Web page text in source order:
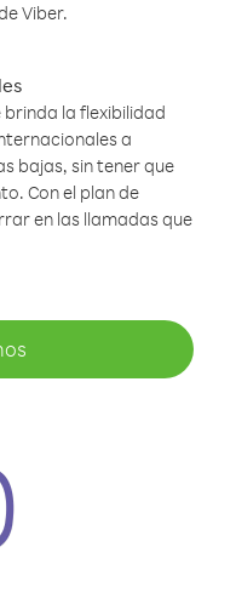
Viber.
brinda la flexibilidad
a
bajas, sin tener que
Con el plan de
en las llamadas que